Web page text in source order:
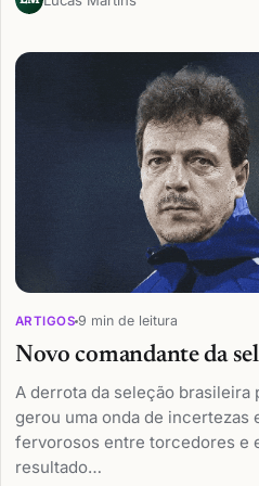
ARTIGOS 9 min de leitura
Novo comandante da
A derrota da seleção brasileira
gerou uma onda de incertezas
fervorosos entre torcedores e
resultado…